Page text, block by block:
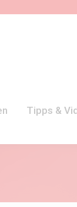
Tipps &